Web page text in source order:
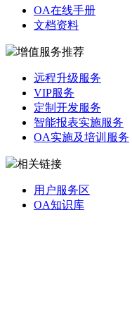
OA在线手册
文档资料
增值服务推荐
远程升级服务
VIP服务
定制开发服务
智能报表实施服务
OA实施及培训服务
相关链接
用户服务区
OA知识库